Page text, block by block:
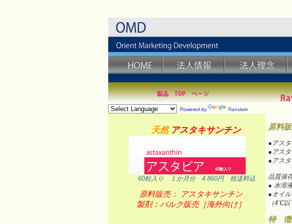
Powered by Translate
天然 アスタキサンチン
60粒入り １か月分 4.860円 税送料込
原料販売： アスタキサンチン
製剤：バルク販売［海外向け］
原料
●アス
●アス
●アス
品質保
● 水溶
●オイ
（4℃
特 徴